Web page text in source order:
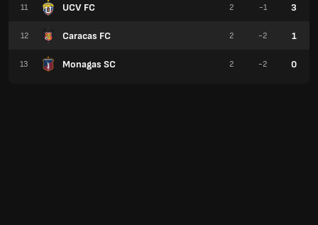
11 UCV FC
12 Caracas FC
13 Monagas SC
2 -1 3
2 -2 1
2 -2 0